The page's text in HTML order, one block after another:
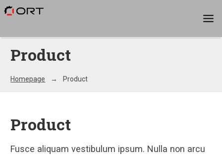
Product
Homepage Product
Product
Fusce aliquam vestibulum ipsum. Nulla non arcu